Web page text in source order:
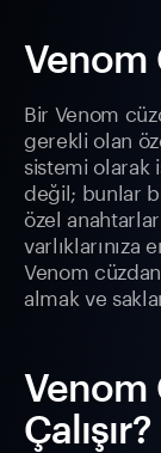
Venom
Bir Venom
gerekli olan
sistemi olarak
değil; bunlar
özel
varlıklarınıza
Venom
almak ve
Venom
Çalışır?